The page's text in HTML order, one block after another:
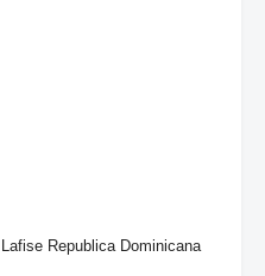
Republica Dominicana